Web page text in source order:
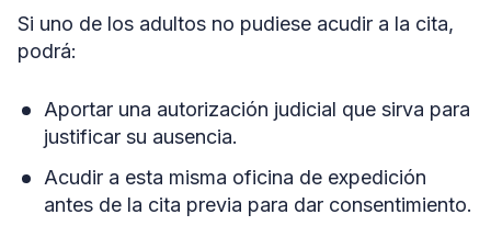
Si uno de los adultos no pudiese acudir a la cita,
podrá:
Aportar una autorización judicial que sirva para
justificar su ausencia.
Acudir a esta misma oficina de expedición
antes de la cita previa para dar consentimiento.